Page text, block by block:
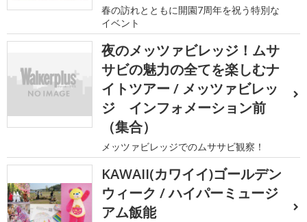
春の訪れとともに開園7周年を祝う特別な
イベント
夜のメッツァビレッジ！ムサ
サビの魅力の全てを楽しむナ
イトツアー / メッツァビレッ
ジ インフォメーション前
（集合）
メッツァビレッジでのムササビ観察！
KAWAII(カワイイ)ゴールデン
ウィーク / ハイパーミュージ
アム飯能